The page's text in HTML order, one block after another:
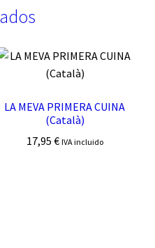
LA MEVA PRIMERA CUINA
(Català)
17,95 € IVA incluido